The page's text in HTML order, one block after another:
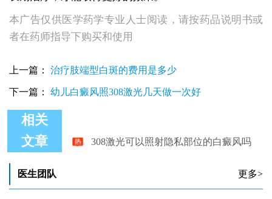
本广告仅供医学药学专业人士阅读，请按药品说明书或
者在药师指导下购买和使用
上一篇： 治疗肢端型白斑的费用是多少
下一篇： 幼儿白癜风照308激光几天做一次好
相关
文章
用308激光治疗白癜风白斑红色
使用308激光照射治疗白癜风多久能好
医生团队 更多>